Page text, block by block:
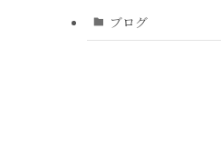
ブログ